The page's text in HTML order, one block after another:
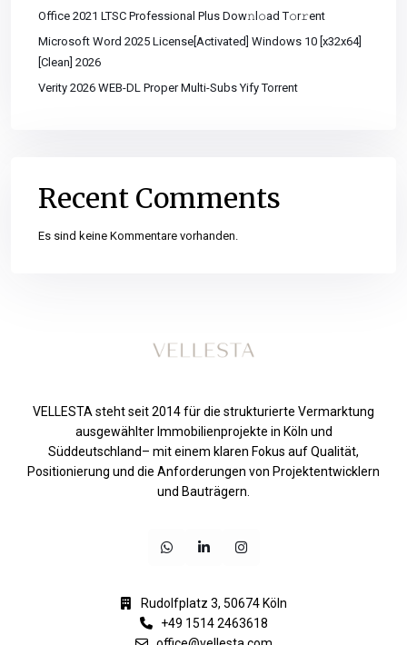
Office 2021 LTSC Professional Plus Dоw𝚗l𝚘ad T𝚘r𝚛ent
Microsoft Word 2025 License[Activated] Windows 10 [x32x64]
[Clean] 2026
Verity 2026 WEB-DL Proper Multi-Subs Yify Torrent
Recent Comments
Es sind keine Kommentare vorhanden.
VELLESTA steht seit 2014 für die strukturierte Vermarktung
ausgewählter Immobilienprojekte in Köln und
Süddeutschland– mit einem klaren Fokus auf Qualität,
Positionierung und die Anforderungen von Projektentwicklern
und Bauträgern.
Rudolfplatz 3, 50674 Köln
+49 1514 2463618